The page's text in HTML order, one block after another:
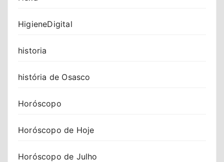
HigieneDigital
historia
história de Osasco
Horóscopo
Horóscopo de Hoje
Horóscopo de Julho